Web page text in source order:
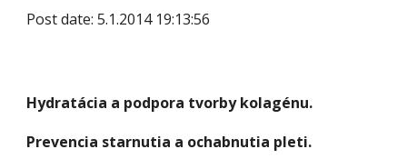
Post date: 5.1.2014 19:13:56
Hydratácia a podpora tvorby kolagénu.
Prevencia starnutia a ochabnutia pleti.